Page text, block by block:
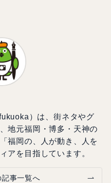
）は、街ネタやグ
地元福岡・博多・天神の
福岡の、人が動き、人を
アを目指しています。
記事一覧へ